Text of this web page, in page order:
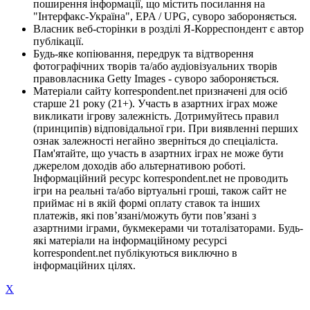
поширення інформації, що містить посилання на
"Інтерфакс-Україна", EPA / UPG, суворо забороняється.
Власник веб-сторінки в розділі Я-Корреспондент є автор
публікації.
Будь-яке копіювання, передрук та відтворення
фотографічних творів та/або аудіовізуальних творів
правовласника Getty Images - суворо забороняється.
Матеріали сайту korrespondent.net призначені для осіб
старше 21 року (21+). Участь в азартних іграх може
викликати ігрову залежність. Дотримуйтесь правил
(принципів) відповідальної гри. При виявленні перших
ознак залежності негайно зверніться до спеціаліста.
Пам'ятайте, що участь в азартних іграх не може бути
джерелом доходів або альтернативою роботі.
Інформаційний ресурс korrespondent.net не проводить
ігри на реальні та/або віртуальні гроші, також сайт не
приймає ні в якій формі оплату ставок та інших
платежів, які пов’язані/можуть бути пов’язані з
азартними іграми, букмекерами чи тоталізаторами. Будь-
які матеріали на інформаційному ресурсі
korrespondent.net публікуються виключно в
інформаційних цілях.
X